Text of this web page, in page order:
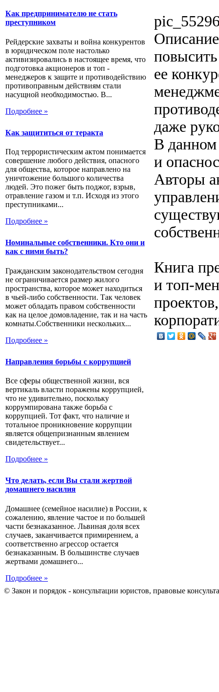
Как предпринимателю не стать
преступником
Рейдерские захваты и война конкурентов
в юридическом поле настолько
активизировались в настоящее время, что
подготовка акционеров и топ -
менеджеров к защите и противодействию
противоправным действиям стали
насущной необходимостью. В...
Подробнее »
Как защититься от теракта
Под террористическим актом понимается
совершение любого действия, опасного
для общества, которое направлено на
уничтожение большого количества
людей. Это пожег быть поджог, взрыв,
отравление газом и т.п. Исходя из этого
преступниками...
Подробнее »
Номинальные собственники. Кто они и
как с ними быть?
Гражданским законодательством сегодня
не ограничивается размер жилого
пространства, которое может находиться
в чьей-либо собственности. Так человек
может обладать правом собственности
как на целое домовладение, так и на часть
комнаты.Собственники нескольких...
Подробнее »
Направления борьбы с коррупцией
Все сферы общественной жизни, вся
вертикаль власти поражены коррупцией,
что не удивительно, поскольку
коррумпирована также борьба с
коррупцией. Тот факт, что наличие и
тотальное проникновение коррупции
является общепризнанным явлением
свидетельствует...
Подробнее »
Что делать, если Вы стали жертвой
домашнего насилия
Домашнее (семейное насилие) в России, к
сожалению, явление частое и по большей
части безнаказанное. Львиная доля всех
случаев, заканчивается примирением, а
соответственно агрессор остается
безнаказанным. В большинстве случаев
жертвами домашнего...
Подробнее »
Описание
ее
даже
В данном
и
Авторы
Книга
и топ-
© Закон и порядок - консультации юристов, правовые